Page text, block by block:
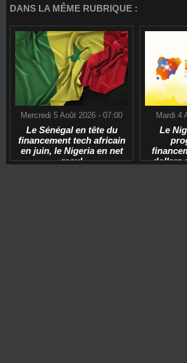
DANS LA MÊME RUBRIQUE :
Mercredi 5 Août 2026 - 07:00
Le Sénégal en tête du
financement tech africain
en juin, le Nigeria en net
recul
Mardi 4
Le
dollars